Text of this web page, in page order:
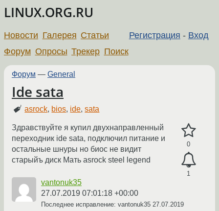
LINUX.ORG.RU
Регистрация - Вход
Новости Галерея Статьи
Форум Опросы Трекер Поиск
Форум — General
Ide sata
asrock, bios, ide,sata
0
1
Здравствуйте я купил двухнаправленный
переходник ide sata, подключил питание и
остальные шнуры но биос не видит
старыйъ диск Мать asrock steel legend
vantonuk35
27.07.2019 07:01:18 +00:00
Последнее исправление: vantonuk35 27.07.2019